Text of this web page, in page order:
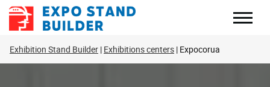
Zum
Inhalt
Exhibition Stand Builder Exhibitions centers Expocorua